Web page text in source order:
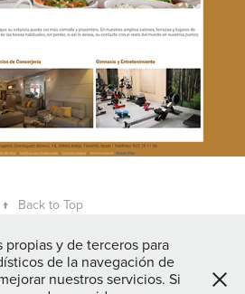
↑ Back to Top
y de terceros para
de la navegación de
nuestros servicios. Si